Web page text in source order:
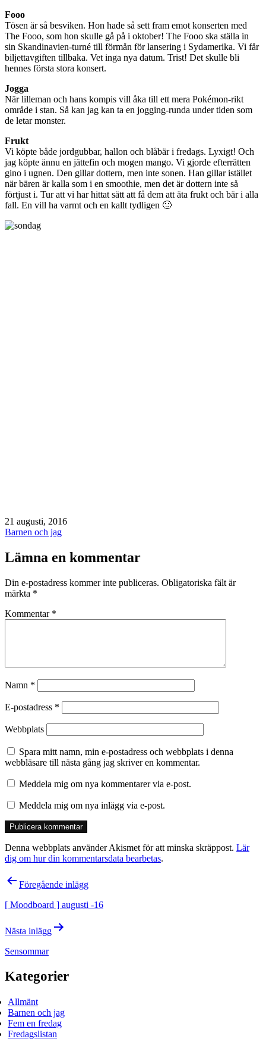
Fooo
Tösen är så besviken. Hon hade så sett fram emot konserten med
The Fooo, som hon skulle gå på i oktober! The Fooo ska ställa in
sin Skandinavien-turné till förmån för lansering i Sydamerika. Vi får
biljettavgiften tillbaka. Vet inga nya datum. Trist! Det skulle bli
hennes första stora konsert.
Jogga
När lilleman och hans kompis vill åka till ett mera Pokémon-rikt
område i stan. Så kan jag kan ta en jogging-runda under tiden som
de letar monster.
Frukt
Vi köpte både jordgubbar, hallon och blåbär i fredags. Lyxigt! Och
jag köpte ännu en jättefin och mogen mango. Vi gjorde efterrätten
gino i ugnen. Den gillar dottern, men inte sonen. Han gillar istället
när bären är kalla som i en smoothie, men det är dottern inte så
förtjust i. Tur att vi har hittat sätt att få dem att äta frukt och bär i alla
fall. En vill ha varmt och en kallt tydligen 🙂
Publicerat
den
21 augusti, 2016
Kategoriserat
Barnen och jag
Lämna en kommentar
Din e-postadress kommer inte publiceras. Obligatoriska fält är
märkta *
Kommentar *
Namn *
E-postadress *
Webbplats
Spara mitt namn, min e-postadress och webbplats i denna
webbläsare till nästa gång jag skriver en kommentar.
Meddela mig om nya kommentarer via e-post.
Meddela mig om nya inlägg via e-post.
Denna webbplats använder Akismet för att minska skräppost. Lär
dig om hur din kommentarsdata bearbetas.
Inläggsnavigering
Föregående inlägg
[ Moodboard ] augusti -16
Nästa inlägg
Sensommar
Kategorier
Allmänt
Barnen och jag
Fem en fredag
Fredagslistan